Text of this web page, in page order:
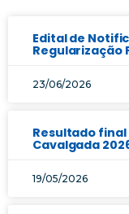
Edital de
Regularização
23/06/2026
Resultado final
Cavalgada
19/05/2026